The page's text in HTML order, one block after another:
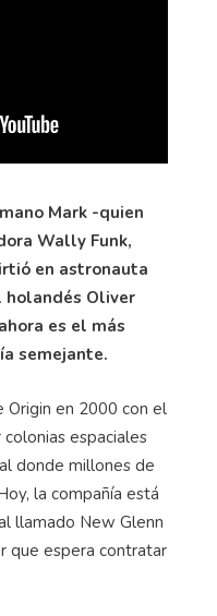
Mark -quien
Wally Funk,
en astronauta
holandés Oliver
es el más
semejante.
Origin en 2000 con el
espaciales
donde millones de
la compañía está
llamado New Glenn
que espera contratar